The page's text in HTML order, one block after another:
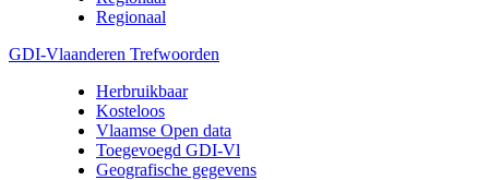
Regionaal
GDI-Vlaanderen Trefwoorden
Herbruikbaar
Kosteloos
Vlaamse Open data
Toegevoegd GDI-Vl
Geografische gegevens